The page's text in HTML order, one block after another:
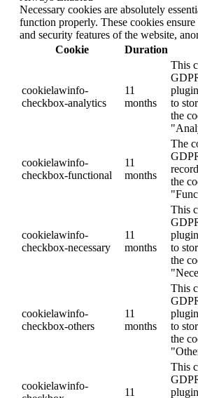
Necessary cookies are absolutely
function properly. These cookies
and security features of the website,
Cookie
Duration
cookielawinfo-
checkbox-analytics
11
months
This
to
the
cookielawinfo-
checkbox-functional
11
months
The
the
cookielawinfo-
checkbox-necessary
11
months
This
to
the
cookielawinfo-
checkbox-others
11
months
This
to
the
cookielawinfo-
11
This